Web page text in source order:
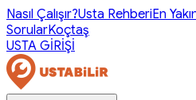
Nasıl Çalışır?Usta RehberiEn
SorularKoçtaş
USTA GİRİŞİ